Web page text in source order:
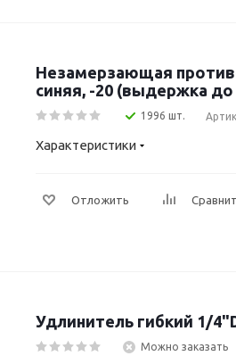
Незамерзающая
синяя, -20 (выдержка
1996 шт.
Характеристики
Отложить
Удлинитель гибкий 1/
Можно заказать